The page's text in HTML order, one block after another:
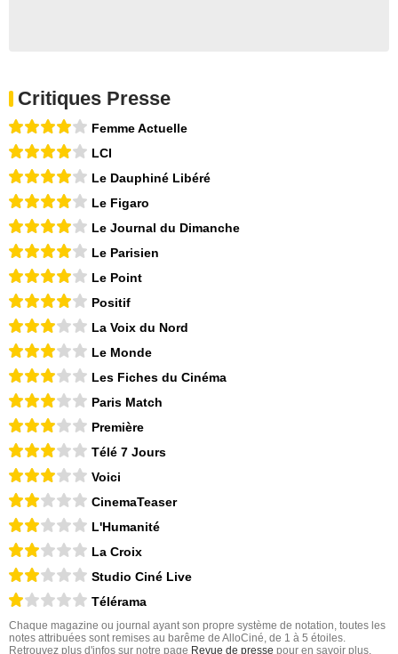
Critiques Presse
Femme Actuelle
LCI
Le Dauphiné Libéré
Le Figaro
Le Journal du Dimanche
Le Parisien
Le Point
Positif
La Voix du Nord
Le Monde
Les Fiches du Cinéma
Paris Match
Première
Télé 7 Jours
Voici
CinemaTeaser
L'Humanité
La Croix
Studio Ciné Live
Télérama
Chaque magazine ou journal ayant son propre système de notation, toutes les
notes attribuées sont remises au barême de AlloCiné, de 1 à 5 étoiles.
Retrouvez plus d'infos sur notre page Revue de presse pour en savoir plus.